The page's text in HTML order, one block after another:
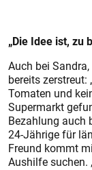
„Die Idee ist, zu
Auch bei
bereits zerstreut:
Tomaten und
Supermarkt
Bezahlung auch
24-Jährige für
Freund kommt
Aushilfe suchen.